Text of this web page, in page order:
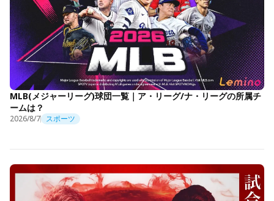
MLB(メジャーリーグ)球団一覧｜ア・リーグ/ナ・リーグの所属チ
ームは？
2026/8/7 スポーツ